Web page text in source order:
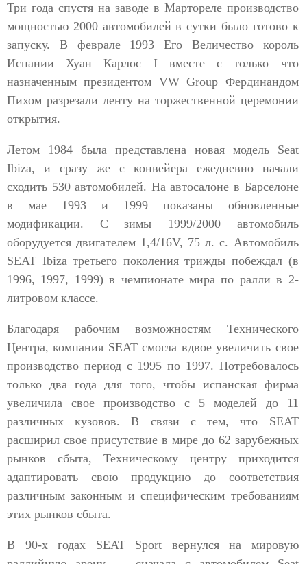
Три года спустя на заводе в Мартореле производство
мощностью 2000 автомобилей в сутки было готово к
запуску. В феврале 1993 Его Величество король
Испании Хуан Карлос I вместе с только что
назначенным президентом VW Group Фердинандом
Пихом разрезали ленту на торжественной церемонии
открытия.
Летом 1984 была представлена новая модель Seat
Ibiza, и сразу же с конвейера ежедневно начали
сходить 530 автомобилей. На автосалоне в Барселоне
в мае 1993 и 1999 показаны обновленные
модификации. С зимы 1999/2000 автомобиль
оборудуется двигателем 1,4/16V, 75 л. с. Автомобиль
SEAT Ibiza третьего поколения трижды побеждал (в
1996, 1997, 1999) в чемпионате мира по ралли в 2-
литровом классе.
Благодаря рабочим возможностям Технического
Центра, компания SEAT смогла вдвое увеличить свое
производство период с 1995 по 1997. Потребовалось
только два года для того, чтобы испанская фирма
увеличила свое производство с 5 моделей до 11
различных кузовов. В связи с тем, что SEAT
расширил свое присутствие в мире до 62 зарубежных
рынков сбыта, Техническому центру приходится
адаптировать свою продукцию до соответствия
различным законным и специфическим требованиям
этих рынков сбыта.
В 90-х годах SEAT Sport вернулся на мировую